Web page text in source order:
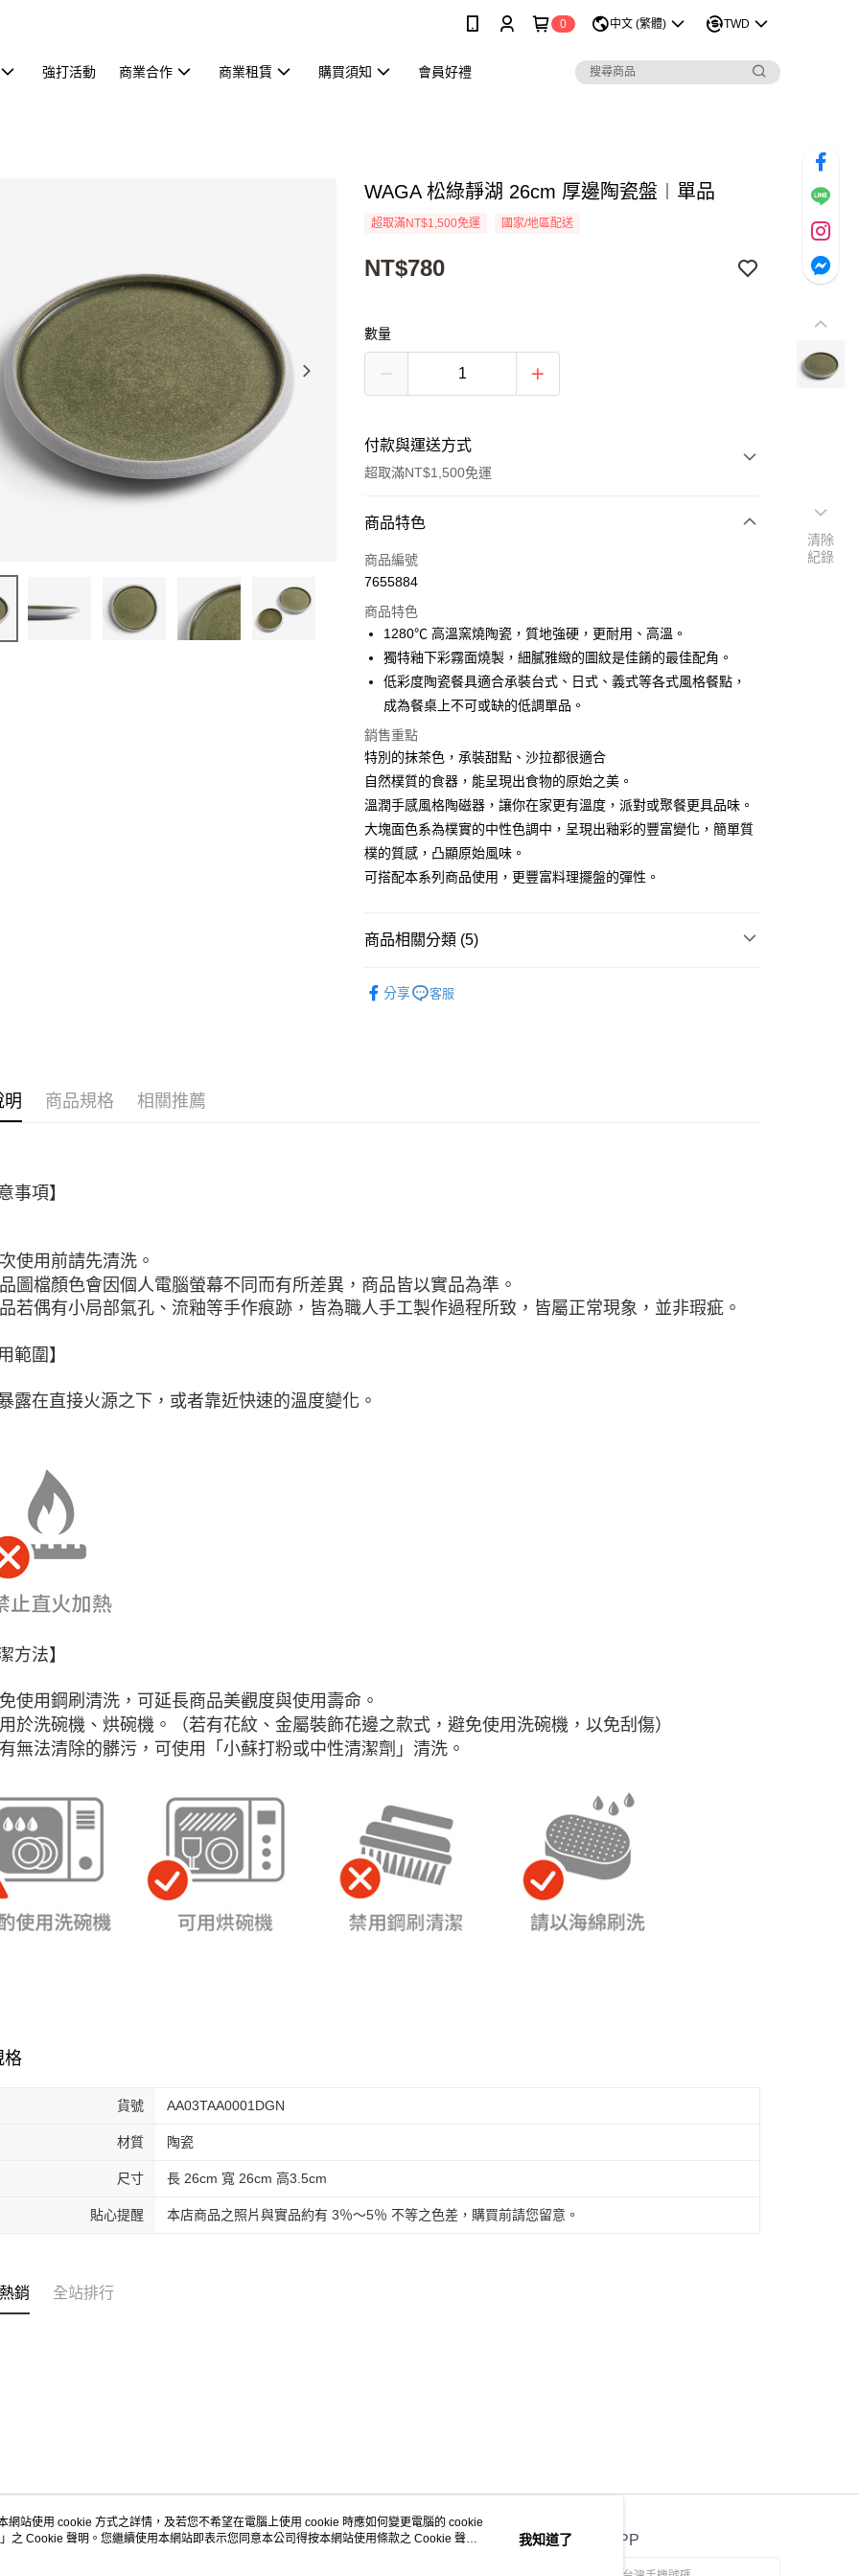
0 中文 (繁體) TWD
強打活動 商業合作 商業租賃 購買須知 會員好禮
WAGA 松綠靜湖 26cm 厚邊陶瓷盤︱單品
超取滿NT$1,500免運 國家/地區配送
NT$780
數量
付款與運送方式
超取滿NT$1,500免運
付款方式
信用卡一次付款
Apple Pay
街口支付
悠遊付
AFTEE先享後付
相關說明
【關於「AFTEE先享後付」】
AFTEE先享後付是「在收到商品之後才付款」的支付方式。 讓您購物簡單
便利好安心！
１．簡單：不需註冊會員、不需綁卡、不需儲值。
２．便利：只要手機號碼，簡訊認證，即可結帳。
３．安心：先確認商品／服務後，再付款。
付」結帳頁面，進行簡訊認證並確認金額後，即可完成結帳。
２．訂單成立數日內，您將收到繳費通知簡訊。
／ATM／網路銀行／等多元方式進行付款，方視為交易完成。
※ 請注意：結帳手續完成當下不需立刻繳費，但若您需要取消訂單，請聯
４．使用「AFTEE先享後付」時，將依據個別帳號之用戶狀況，依本公司
即時審查核予不同之上限額度；若仍有額度不足之情形，本公司將視審查
結果請求用戶進行身份認證。
ATM付款
運送方式
全家取貨付款
7-11取貨付款
商品特色
商品編號
7655884
商品特色
1280℃ 高溫窯燒陶瓷，質地強硬，更耐用、高溫。
獨特釉下彩霧面燒製，細膩雅緻的圖紋是佳餚的最佳配角。
低彩度陶瓷餐具適合承裝台式、日式、義式等各式風格餐點，
成為餐桌上不可或缺的低調單品。
銷售重點
特別的抹茶色，承裝甜點、沙拉都很適合
自然樸質的食器，能呈現出食物的原始之美。
溫潤手感風格陶磁器，讓你在家更有溫度，派對或聚餐更具品味。
大塊面色系為樸實的中性色調中，呈現出釉彩的豐富變化，簡單質
樸的質感，凸顯原始風味。
可搭配本系列商品使用，更豐富料理擺盤的彈性。
商品相關分類 (5)
分享 客服
明 商品規格 相關推薦
事項】
使用前請先清洗。
圖檔顏色會因個人電腦螢幕不同而有所差異，商品皆以實品為準。
若偶有小局部氣孔、流釉等手作痕跡，皆為職人手工製作過程所致，皆屬正常現象，並非瑕疵。
範圍】
露在直接火源之下，或者靠近快速的溫度變化。
方法】
使用鋼刷清洗，可延長商品美觀度與使用壽命。
於洗碗機、烘碗機。（若有花紋、金屬裝飾花邊之款式，避免使用洗碗機，以免刮傷）
無法清除的髒污，可使用「小蘇打粉或中性清潔劑」清洗。
格
貨號 AA03TAA0001DGN
材質 陶瓷
尺寸 長 26cm 寬 26cm 高3.5cm
貼心提醒 本店商品之照片與實品約有 3％～5％ 不等之色差，購買前請您留意。
銷 全站排行
關於我們 客服資訊 官方APP
清除
紀錄
網站使用 cookie 方式之詳情，及若您不希望在電腦上使用 cookie 時應如何變更電腦的 cookie
」之 Cookie 聲明。您繼續使用本網站即表示您同意本公司得按本網站使用條款之 Cookie 聲明
我知道了